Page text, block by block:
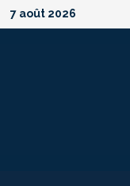
Passer
au
7 août 2026